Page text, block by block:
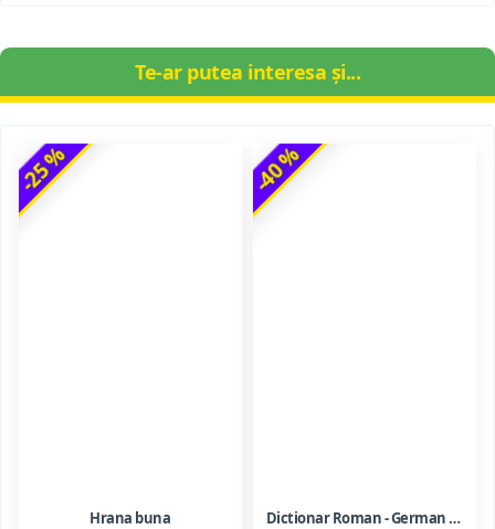
Te-ar putea interesa și...
-25 %
Hrana buna
-40 %
Dictionar Roman - German - Mihai Anutei